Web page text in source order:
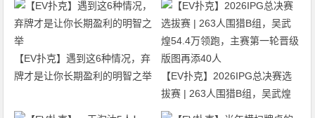
【EV扑克】遇到这6种情况，弃
牌才是让你长期盈利的明智之举
【EV扑克】2026IPG总决赛选
拔赛 | 263人围猎B组，吴武煌
54.4万领跑，主赛第一轮晋级版